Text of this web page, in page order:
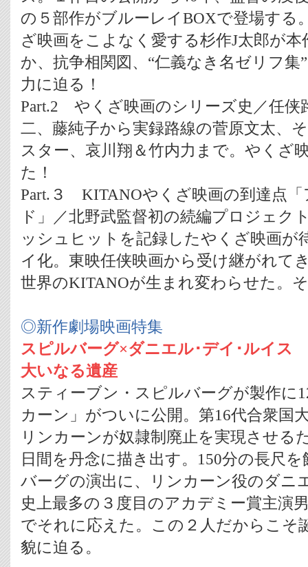
の５部作がブルーレイBOXで登場する
ざ映画をこよなく愛する杉作J太郎が
か、抗争相関図、“仁義なき名ゼリフ
力に迫る！
Part.2 やくざ映画のシリーズ史／任侠
二、藤純子から実録路線の菅原文太、
スター、哀川翔＆竹内力まで。やくざ
た！
Part.３ KITANOやくざ映画の到達点
ド」／北野武監督初の続編プロジェク
ッシュヒットを記録したやくざ映画が
イ化。東映任侠映画から受け継がれて
世界のKITANOが生まれ変わらせた。
◎新作劇場映画特集
スピルバーグ×ダニエル･デイ･ルイス
大いなる遺産
スティーブン・スピルバーグが製作に
カーン」がついに公開。第16代合衆国
リンカーンが奴隷制廃止を実現させる
日間を丹念に描き出す。150分の長尺
バーグの演出に、リンカーン役のダニ
史上最多の３度目のアカデミー賞主演
でそれに応えた。この２人だからこそ
貌に迫る。